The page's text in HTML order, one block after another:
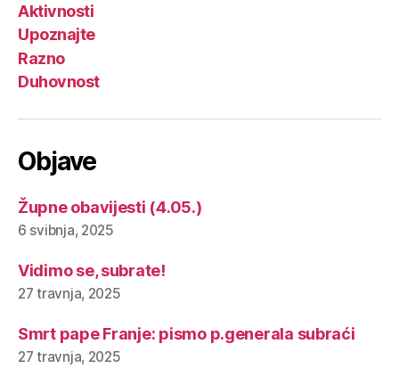
Aktivnosti
Upoznajte
Razno
Duhovnost
Objave
Župne obavijesti (4.05.)
6 svibnja, 2025
Vidimo se, subrate!
27 travnja, 2025
Smrt pape Franje: pismo p.generala subraći
27 travnja, 2025